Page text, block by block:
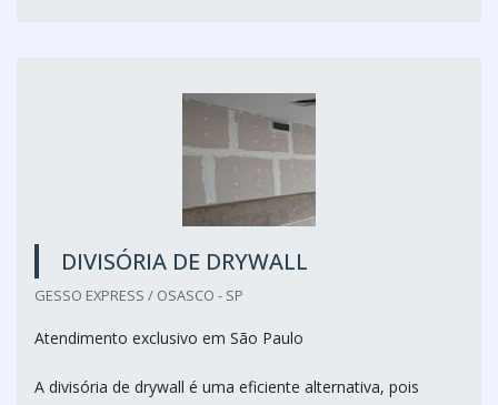
DIVISÓRIA DE DRYWALL
GESSO EXPRESS / OSASCO - SP
Atendimento exclusivo em São Paulo
A divisória de drywall é uma eficiente alternativa, pois